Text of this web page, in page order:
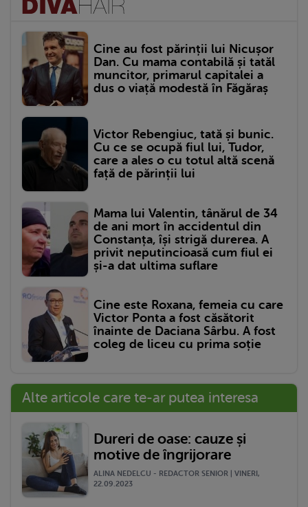
Cine au fost părinții lui Nicușor
Dan. Cu mama contabilă și tatăl
muncitor, primarul capitalei a
dus o viață modestă în Făgăraș
Victor Rebengiuc, tată și bunic.
Cu ce se ocupă fiul lui, Tudor,
care a ales o cu totul altă scenă
față de părinții lui
Mama lui Valentin, tânărul de 34
de ani mort în accidentul din
Constanța, își strigă durerea. A
privit neputincioasă cum fiul ei
și-a dat ultima suflare
Cine este Roxana, femeia cu care
Victor Ponta a fost căsătorit
înainte de Daciana Sârbu. A fost
coleg de liceu cu prima soție
Alte articole care te-ar putea interesa
Dureri de oase: cauze și
motive de îngrijorare
ALINA NEDELCU - REDACTOR SENIOR | VINERI,
22.09.2023